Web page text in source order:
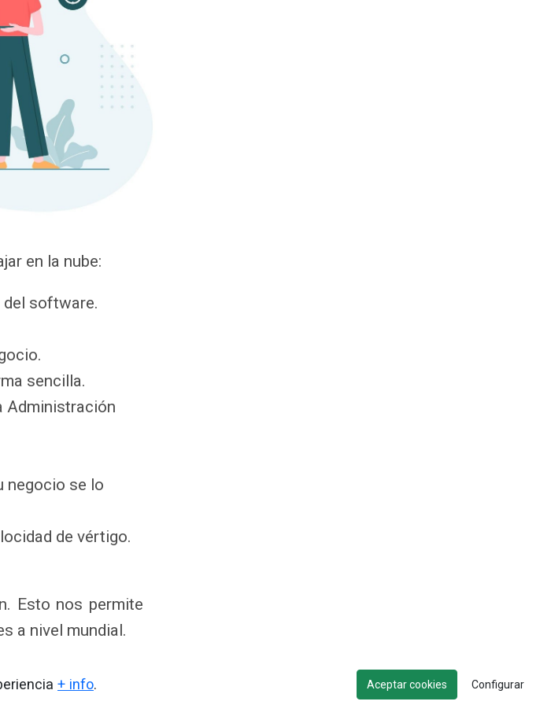
en la nube:
software.
sencilla.
Administración
negocio se lo
de vértigo.
Esto nos permite
a nivel mundial.
+ info. Aceptar cookies Configurar